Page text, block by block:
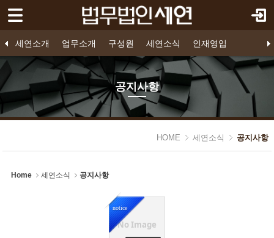
세연소개 업무소개 구성원 세연소식 인재영입
법인소개 오시는 길
프로젝트 파이낸스 구조화금융 기업법무 소송/중재
구성원 소개
공지사항
인재영입 영입공고 지원하기
공지사항
HOME 세연소식 공지사항
Home 세연소식 공지사항
No Image
notice
6817
로그인 회원가입
세연소개
업무소개
구성원
세연소식
인재영입
Sketchbook5, 스케치북5
Sketchbook5, 스케치북5